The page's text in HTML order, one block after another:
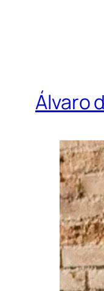
Álvaro